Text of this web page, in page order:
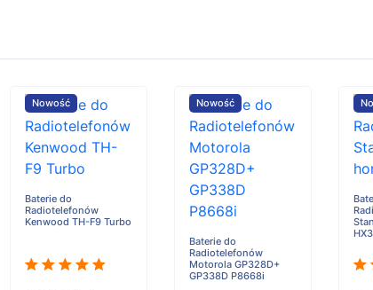
Nowość
Baterie do
Radiotelefonów
Kenwood TH-F9 Turbo
Nowość
Baterie do
Radiotelefonów
Motorola GP328D+
GP338D P8668i